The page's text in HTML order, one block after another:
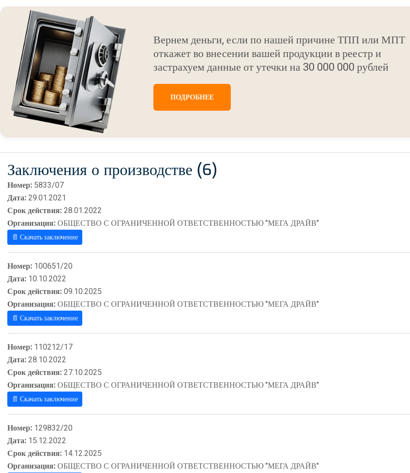
Вернем деньги, если по нашей причине ТПП или МПТ
откажет во внесении вашей продукции в реестр и
застрахуем данные от утечки на 30 000 000 рублей
ПОДРОБНЕЕ
Заключения о производстве (6)
Номер: 5833/07
Дата:29.01.2021
Срок действия:28.01.2022
Организация:ОБЩЕСТВО С ОГРАНИЧЕННОЙ ОТВЕТСТВЕННОСТЬЮ "МЕГА ДРАЙВ"
📄 Скачать заключение
Номер: 100651/20
Дата: 10.10.2022
Срок действия:09.10.2025
Организация:ОБЩЕСТВО С ОГРАНИЧЕННОЙ ОТВЕТСТВЕННОСТЬЮ "МЕГА ДРАЙВ"
📄 Скачать заключение
Номер: 110212/17
Дата:28.10.2022
Срок действия:27.10.2025
Организация:ОБЩЕСТВО С ОГРАНИЧЕННОЙ ОТВЕТСТВЕННОСТЬЮ "МЕГА ДРАЙВ"
📄 Скачать заключение
Номер: 129832/20
Дата: 15.12.2022
Срок действия: 14.12.2025
Организация:ОБЩЕСТВО С ОГРАНИЧЕННОЙ ОТВЕТСТВЕННОСТЬЮ "МЕГА ДРАЙВ"